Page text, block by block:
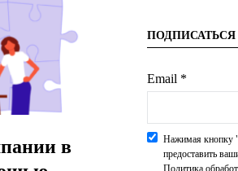
в
Email *
Нажимая кнопку
предоставить
Политика